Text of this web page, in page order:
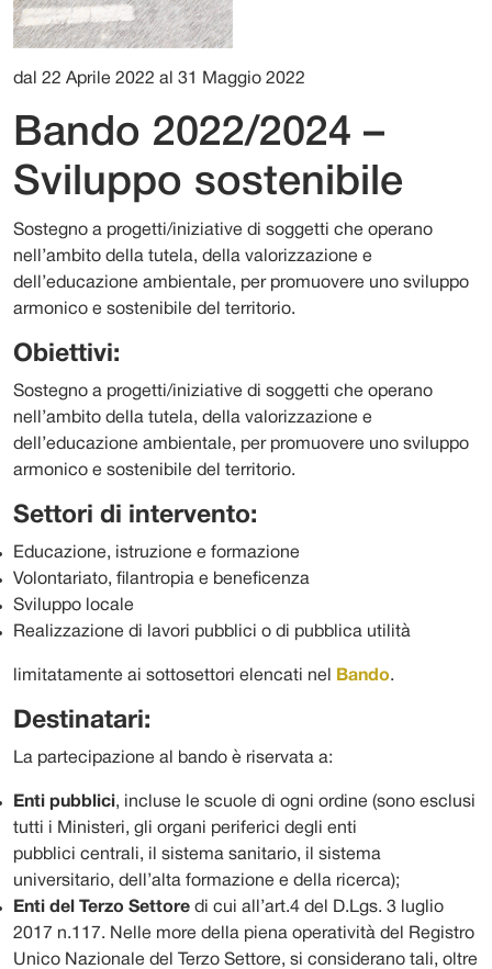
dal 22 Aprile 2022 al 31 Maggio 2022
Bando 2022/2024 –
Sviluppo sostenibile
Sostegno a progetti/iniziative di soggetti che operano
nell’ambito della tutela, della valorizzazione e
dell’educazione ambientale, per promuovere uno sviluppo
armonico e sostenibile del territorio.
Obiettivi:
Sostegno a progetti/iniziative di soggetti che operano
nell’ambito della tutela, della valorizzazione e
dell’educazione ambientale, per promuovere uno sviluppo
armonico e sostenibile del territorio.
Settori di intervento:
Educazione, istruzione e formazione
Volontariato, filantropia e beneficenza
Sviluppo locale
Realizzazione di lavori pubblici o di pubblica utilità
limitatamente ai sottosettori elencati nel Bando.
Destinatari:
La partecipazione al bando è riservata a:
Enti pubblici, incluse le scuole di ogni ordine (sono esclusi
tutti i Ministeri, gli organi periferici degli enti
pubblici centrali, il sistema sanitario, il sistema
universitario, dell’alta formazione e della ricerca);
Enti del Terzo Settore di cui all’art.4 del D.Lgs. 3 luglio
2017 n.117. Nelle more della piena operatività del Registro
Unico Nazionale del Terzo Settore, si considerano tali, oltre